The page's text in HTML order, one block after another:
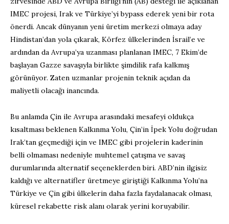
IMEC projesi, Irak ve Türkiye’yi bypass ederek yeni bir rota
önerdi. Ancak dünyanın yeni üretim merkezi olmaya aday
Hindistan’dan yola çıkarak, Körfez ülkelerinden İsrail’e ve
ardından da Avrupa’ya uzanması planlanan IMEC, 7 Ekim’de
başlayan Gazze savaşıyla birlikte şimdilik rafa kalkmış
görünüyor. Zaten uzmanlar projenin teknik açıdan da
maliyetli olacağı inancında.
Bu anlamda Çin ile Avrupa arasındaki mesafeyi oldukça
kısaltması beklenen Kalkınma Yolu, Çin’in İpek Yolu doğrudan
Irak’tan geçmediği için ve IMEC gibi projelerin kaderinin
belli olmaması nedeniyle muhtemel çatışma ve savaş
durumlarında alternatif seçeneklerden biri. ABD’nin ilgisiz
kaldığı ve alternatifler üretmeye giriştiği Kalkınma Yolu’na
Türkiye ve Çin gibi ülkelerin daha fazla faydalanacak olması,
küresel rekabette risk alanı olarak yerini koruyabilir.